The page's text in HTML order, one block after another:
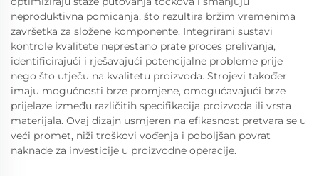
neproduktivna pomicanja, što rezultira bržim vremenima
završetka za složene komponente. Integrirani sustavi
kontrole kvalitete neprestano prate proces prelivanja,
identificirajući i rješavajući potencijalne probleme prije
nego što utječu na kvalitetu proizvoda. Strojevi također
imaju mogućnosti brze promjene, omogućavajući brze
prijelaze između različitih specifikacija proizvoda ili vrsta
materijala. Ovaj dizajn usmjeren na efikasnost pretvara se u
veći promet, niži troškovi vođenja i poboljšan povrat
naknade za investicije u proizvodne operacije.